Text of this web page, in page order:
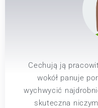
Cechują ją
wokół panuje
wychwycić
skuteczna